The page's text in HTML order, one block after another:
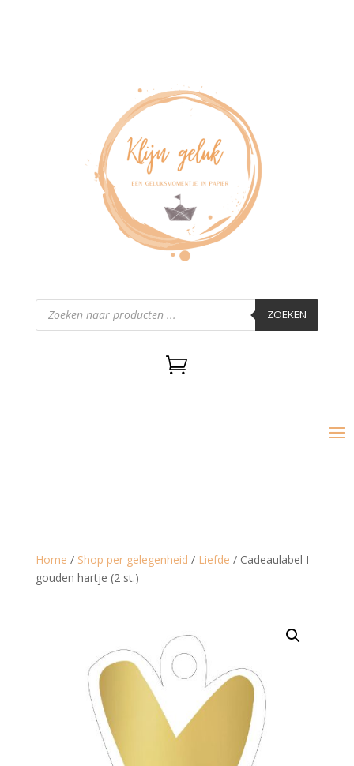
Producten
zoeken ZOEKEN

Home / Shop per gelegenheid / Liefde / Cadeaulabel I
gouden hartje (2 st.)